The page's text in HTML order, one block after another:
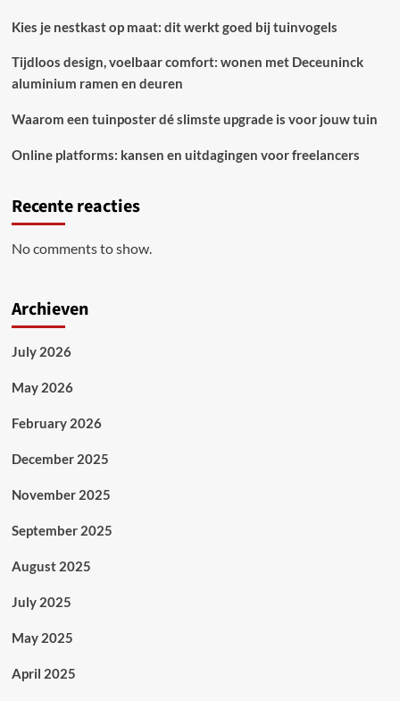
Kies je nestkast op maat: dit werkt goed bij tuinvogels
Tijdloos design, voelbaar comfort: wonen met Deceuninck
aluminium ramen en deuren
Waarom een tuinposter dé slimste upgrade is voor jouw tuin
Online platforms: kansen en uitdagingen voor freelancers
Recente reacties
No comments to show.
Archieven
July 2026
May 2026
February 2026
December 2025
November 2025
September 2025
August 2025
July 2025
May 2025
April 2025